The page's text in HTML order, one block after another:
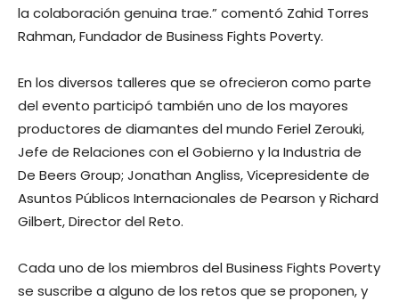
la colaboración genuina trae.” comentó Zahid Torres
Rahman, Fundador de Business Fights Poverty.
En los diversos talleres que se ofrecieron como parte
del evento participó también uno de los mayores
productores de diamantes del mundo Feriel Zerouki,
Jefe de Relaciones con el Gobierno y la Industria de
De Beers Group; Jonathan Angliss, Vicepresidente de
Asuntos Públicos Internacionales de Pearson y Richard
Gilbert, Director del Reto.
Cada uno de los miembros del Business Fights Poverty
se suscribe a alguno de los retos que se proponen, y